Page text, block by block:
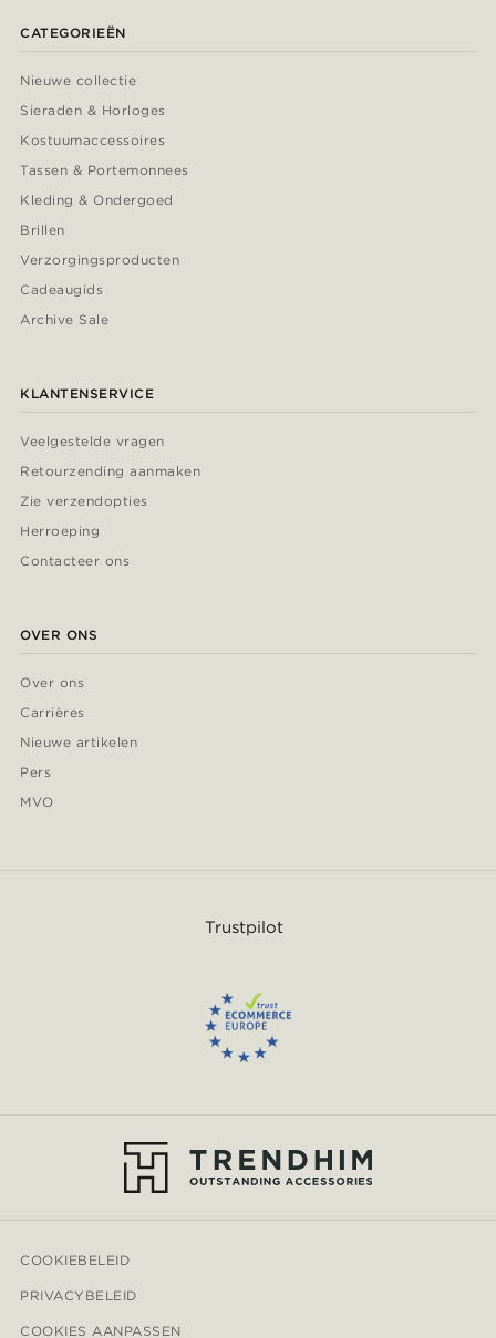
CATEGORIEËN
Nieuwe collectie
Sieraden & Horloges
Kostuumaccessoires
Tassen & Portemonnees
Kleding & Ondergoed
Brillen
Verzorgingsproducten
Cadeaugids
Archive Sale
KLANTENSERVICE
Veelgestelde vragen
Retourzending aanmaken
Zie verzendopties
Herroeping
Contacteer ons
OVER ONS
Over ons
Carrières
Nieuwe artikelen
Pers
MVO
Trustpilot
COOKIEBELEID
PRIVACYBELEID
COOKIES AANPASSEN